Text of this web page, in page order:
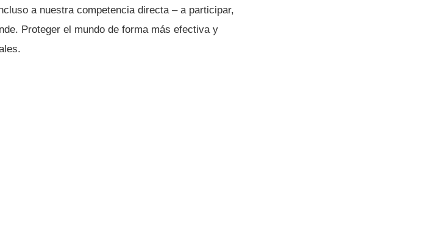
a nuestra competencia directa – a participar,
Proteger el mundo de forma más efectiva y